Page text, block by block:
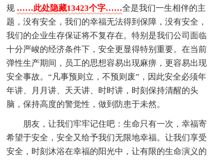
规 ……此处隐藏13423个字……全是我们一生相伴的主
题，没有安全，我们的幸福无法得到保障，没有安全，
我们的企业生存保证将不复存在。特别是我们公司面临
十分严峻的经济条件下，安全更显得特别重要。在当前
弹性生产期间，员工的思想容易出现麻痹，更容易出现
安全事故。“凡事预则立，不预则废”，因此安全必须年
年讲、月月讲、天天讲、时时讲，时刻保持清醒的头
脑，保持高度的警觉性，做到防患于未然。
朋友，让我们牢牢记住吧：生命只有一次，幸福寄
希望于安全，安全又给予我们无限地幸福。让我们享受
安全，时刻沐浴在幸福的阳光中，让有限的生命演义的